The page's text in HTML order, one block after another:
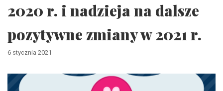
2020 r. i nadzieja na dalsze
pozytywne zmiany w 2021 r.
6 stycznia 2021